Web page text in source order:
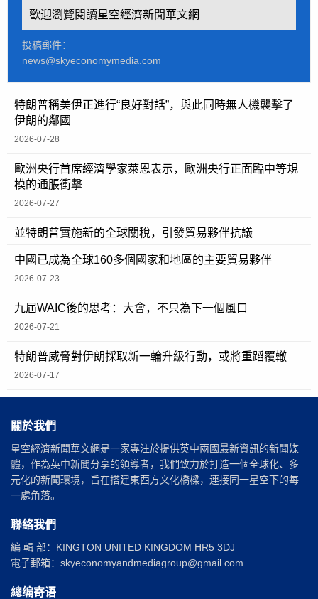
歡迎瀏覽閱讀星空經濟新聞華文網
投稿郵件：
news@skyeconomymedia.com
特朗普稱美伊正進行“良好對話”，與此同時無人機襲擊了
伊朗的鄰國
2026-07-28
歐洲央行首席經濟學家萊恩表示，歐洲央行正面臨中等規
模的通脹衝擊
2026-07-27
並特朗普實施新的全球關稅，引發貿易夥伴抗議
中國已成為全球160多個國家和地區的主要貿易夥伴
2026-07-23
九屆WAIC後的思考：大會，不只為下一個風口
2026-07-21
特朗普威脅對伊朗採取新一輪升級行動，或將重蹈覆轍
2026-07-17
關於我們
星空經濟新聞華文網是一家專注於提供英中兩國最新資訊的新聞媒
體，作為英中新聞分享的領導者，我們致力於打造一個全球化、多
元化的新聞環境，旨在搭建東西方文化橋樑，連接同一星空下的每
一處角落。
聯絡我們
編 輯 部：KINGTON UNITED KINGDOM HR5 3DJ
電子郵箱：skyeconomyandmediagroup@gmail.com
總编寄语